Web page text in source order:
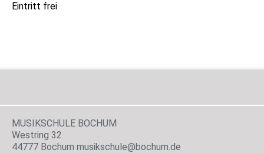
Eintritt frei
MUSIKSCHULE BOCHUM
Westring 32
44777 Bochum musikschule@bochum.de